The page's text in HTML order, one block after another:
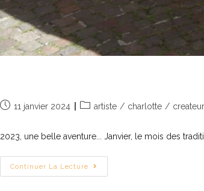
11 janvier 2024 artiste / charlotte /
2023, une belle aventure... Janvier, le mois des
Continuer La Lecture